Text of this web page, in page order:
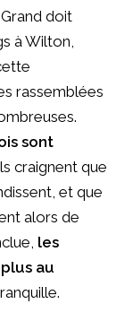
doit
à Wilton,
rassemblées
sont
craignent que
et que
alors de
les
au